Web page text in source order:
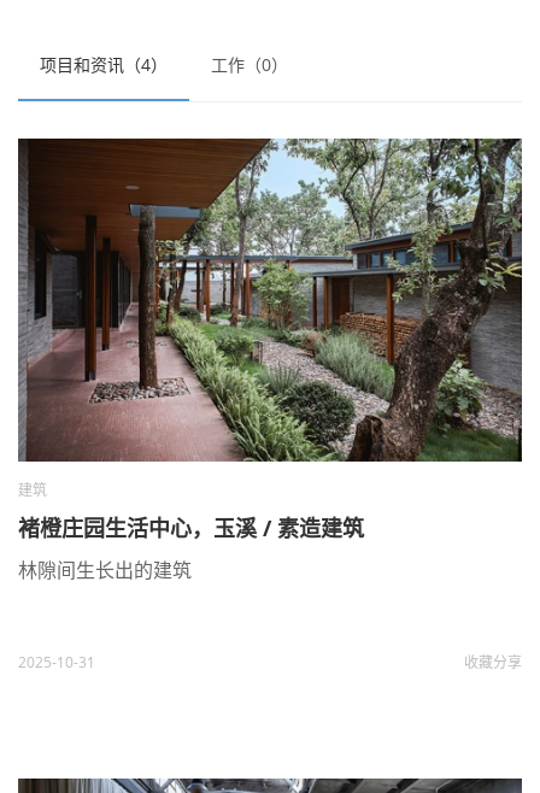
项目和资讯（4） 工作（0）
建筑
褚橙庄园生活中心，玉溪 / 素造建筑
林隙间生长出的建筑
2025-10-31 收藏分享